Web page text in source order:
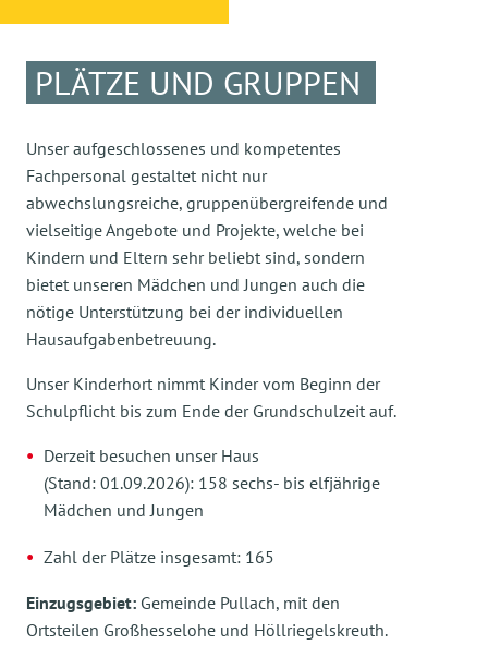
PLÄTZE UND GRUPPEN
Unser aufgeschlossenes und kompetentes
Fachpersonal gestaltet nicht nur
abwechslungsreiche, gruppenübergreifende und
vielseitige Angebote und Projekte, welche bei
Kindern und Eltern sehr beliebt sind, sondern
bietet unseren Mädchen und Jungen auch die
nötige Unterstützung bei der individuellen
Hausaufgabenbetreuung.
Unser Kinderhort nimmt Kinder vom Beginn der
Schulpflicht bis zum Ende der Grundschulzeit auf.
Derzeit besuchen unser Haus
(Stand: 01.09.2026): 158 sechs- bis elfjährige
Mädchen und Jungen
Zahl der Plätze insgesamt: 165
Einzugsgebiet: Gemeinde Pullach, mit den
Ortsteilen Großhesselohe und Höllriegelskreuth.